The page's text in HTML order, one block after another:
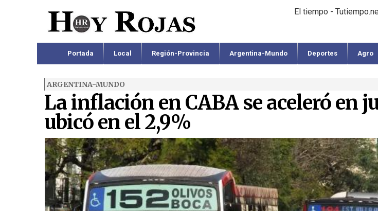
El tiempo -
Portada Local Región-Provincia Argentina-Mundo Deportes Agro
ARGENTINA-MUNDO
La inflación en CABA se aceleró en
ubicó en el 2,9%